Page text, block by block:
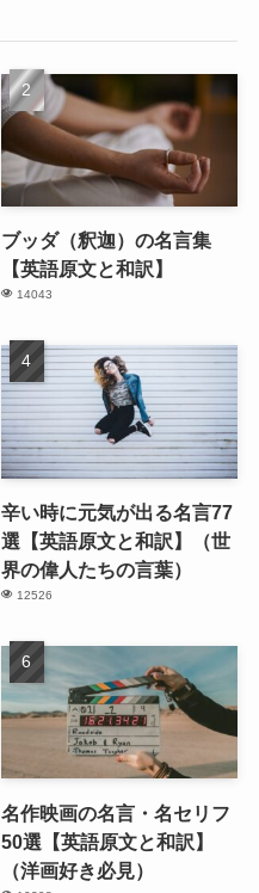
ブッダ（釈迦）の名言集
【英語原文と和訳】
14043
辛い時に元気が出る名言77
選【英語原文と和訳】（世
界の偉人たちの言葉）
12526
名作映画の名言・名セリフ
50選【英語原文と和訳】
（洋画好き必見）